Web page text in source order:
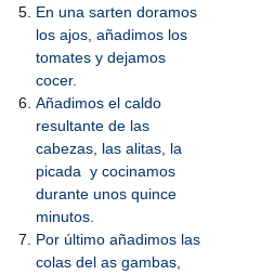
En una sarten doramos
los ajos, añadimos los
tomates y dejamos
cocer.
Añadimos el caldo
resultante de las
cabezas, las alitas, la
picada y cocinamos
durante unos quince
minutos.
Por último añadimos las
colas del as gambas,